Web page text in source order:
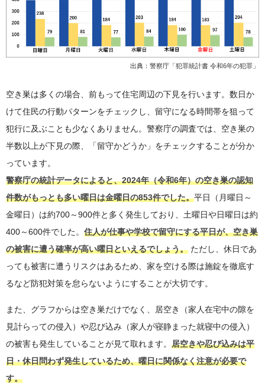
出典： 警察庁「犯罪統計書 令和6年の犯罪」
空き巣は多くの場合、前もって住宅周辺の下見を行います。数日か
けて住民の行動パターンをチェックし、留守になる時間帯を狙って
犯行に及ぶことも少なくありません。警察庁の調査では、空き巣の
半数以上が下見の際、「留守かどうか」をチェックすることが分か
っています。
警察庁の統計データによると、2024年（令和6年）の空き巣の認知
件数がもっとも多い曜日は金曜日の853件でした。平日（月曜日～
金曜日）は約700～900件と多く発生しており、土曜日や日曜日は約
400～600件でした。 住人が仕事や学校で留守にする平日が、空き巣
の被害に遭う確率が高い曜日といえるでしょう。 ただし、休日であ
っても被害に遭うリスクはあるため、家を空ける際は施錠を徹底す
るなど防犯対策を怠らないようにすることが大切です。
また、グラフからは空き巣だけでなく、居空き（家人在宅中の隙を
見計らっての侵入）や忍び込み（家人が寝静まった就寝中の侵入）
の被害も発生していることが見て取れます。 居空きや忍び込みは平
日・休日問わず発生しているため、曜日に関係なく注意が必要で
す。